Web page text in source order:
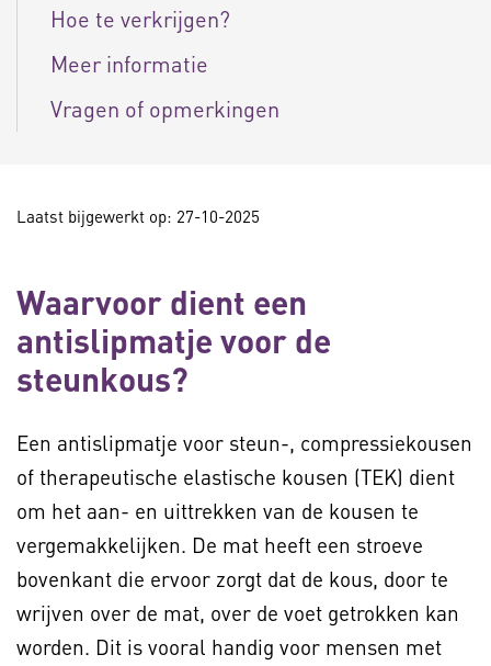
Hoe te verkrijgen?
Meer informatie
Vragen of opmerkingen
Laatst bijgewerkt op: 27-10-2025
Waarvoor dient een
antislipmatje voor de
steunkous?
Een antislipmatje voor steun-, compressiekousen
of therapeutische elastische kousen (TEK) dient
om het aan- en uittrekken van de kousen te
vergemakkelijken. De mat heeft een stroeve
bovenkant die ervoor zorgt dat de kous, door te
wrijven over de mat, over de voet getrokken kan
worden. Dit is vooral handig voor mensen met